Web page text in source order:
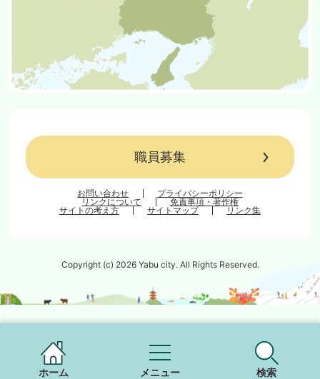
ホーム メニュー 検索
職員募集
お問い合わせ
プライバシーポリシー
リンクについて
免責事項・著作権
サイトの考え方
サイトマップ リンク集
Copyright (c) 2026 Yabu city. All Rights Reserved.